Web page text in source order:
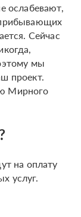
ослабевают,
Сейчас
мы
проект.
Мирного
на оплату
услуг.